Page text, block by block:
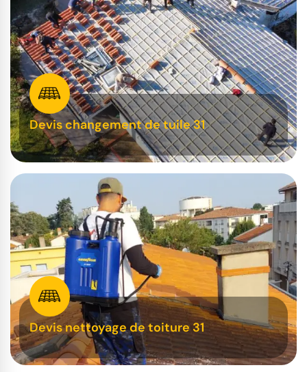
Devis changement de tuile 31
Devis nettoyage de toiture 31